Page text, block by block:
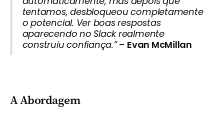
tentamos, desbloqueou completamente
o potencial. Ver boas respostas
aparecendo no Slack realmente
construiu confiança.”– Evan McMillan
A Abordagem